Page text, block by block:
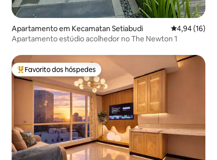
Apartamento em Kecamatan Setiabudi Classificação
4,94 (16)
Apartamento estúdio acolhedor no The Newton 1
Favoritos dos hóspedes mais apreciados
Favorito dos hóspedes